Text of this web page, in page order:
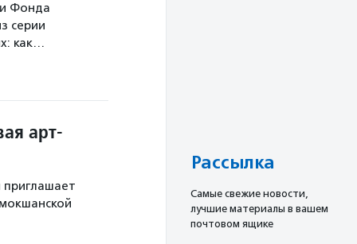
Фонда
серии
как…
арт-
Рассылка
Cамые свежие новости,
лучшие материалы в вашем
почтовом ящике